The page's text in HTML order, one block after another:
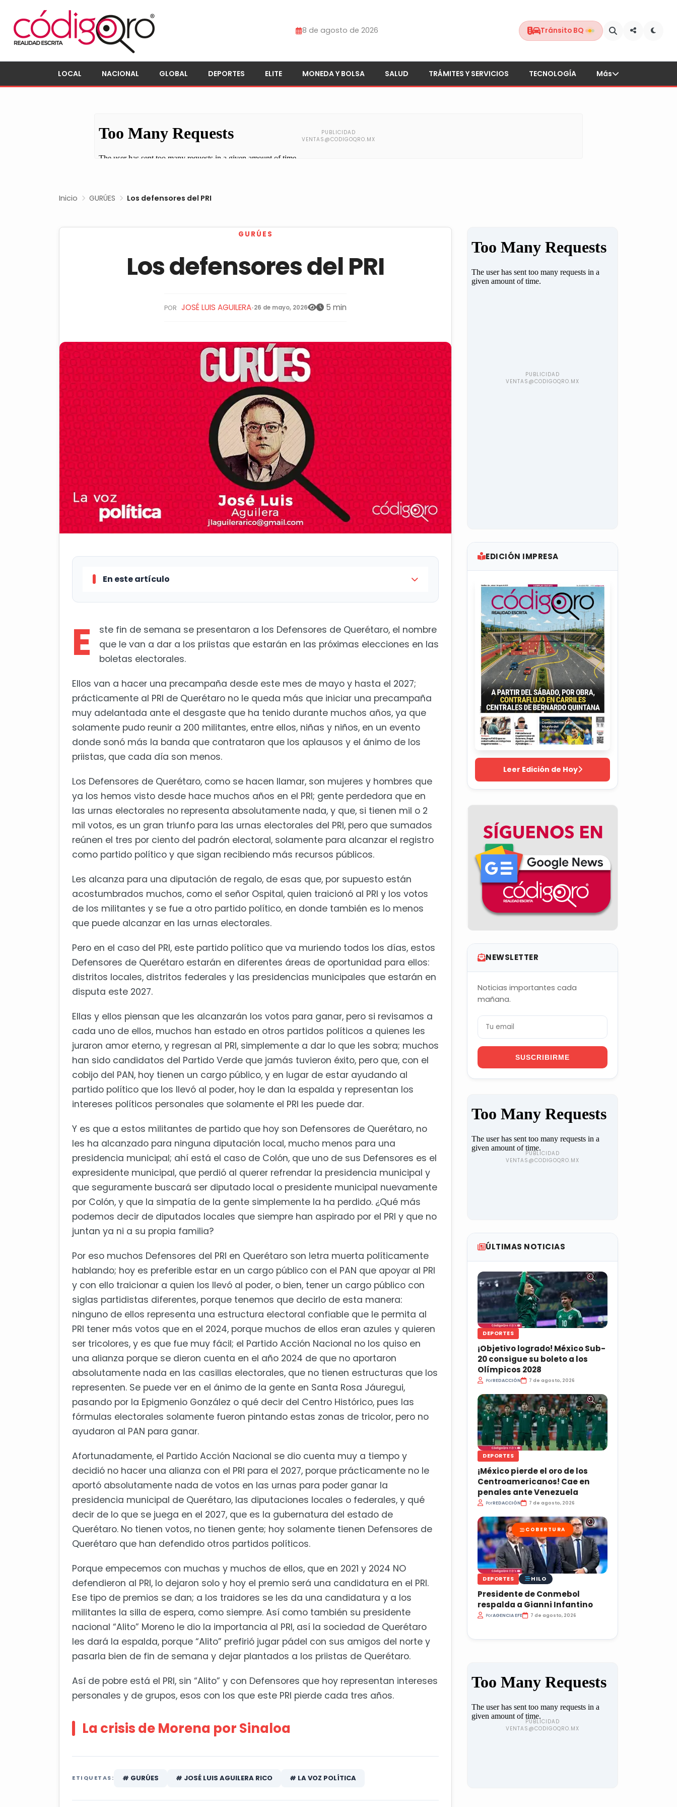
8 de agosto de 2026 Tránsito BQ
LOCAL NACIONAL GLOBAL DEPORTES ELITE MONEDA Y BOLSA SALUD TRÁMITES Y SERVICIOS TECNOLOGÍA Más
Inicio GURÚES Los defensores del PRI
GURÚES
Los defensores del PRI
POR JOSÉ LUIS AGUILERA•26 de mayo, 2026 5 min
En este artículo
E
ste fin de semana se presentaron a los Defensores de Querétaro, el nombre
que le van a dar a los priistas que estarán en las próximas elecciones en las
boletas electorales.
Ellos van a hacer una precampaña desde este mes de mayo y hasta el 2027;
prácticamente al PRI de Querétaro no le queda más que iniciar una precampaña
muy adelantada ante el desgaste que ha tenido durante muchos años, ya que
solamente pudo reunir a 200 militantes, entre ellos, niñas y niños, en un evento
donde sonó más la banda que contrataron que los aplausos y el ánimo de los
priistas, que cada día son menos.
Los Defensores de Querétaro, como se hacen llamar, son mujeres y hombres que
ya los hemos visto desde hace muchos años en el PRI; gente perdedora que en
las urnas electorales no representa absolutamente nada, y que, si tienen mil o 2
mil votos, es un gran triunfo para las urnas electorales del PRI, pero que sumados
reúnen el tres por ciento del padrón electoral, solamente para alcanzar el registro
como partido político y que sigan recibiendo más recursos públicos.
Les alcanza para una diputación de regalo, de esas que, por supuesto están
acostumbrados muchos, como el señor Ospital, quien traicionó al PRI y los votos
de los militantes y se fue a otro partido político, en donde también es lo menos
que puede alcanzar en las urnas electorales.
Pero en el caso del PRI, este partido político que va muriendo todos los días, estos
Defensores de Querétaro estarán en diferentes áreas de oportunidad para ellos:
distritos locales, distritos federales y las presidencias municipales que estarán en
disputa este 2027.
Ellas y ellos piensan que les alcanzarán los votos para ganar, pero si revisamos a
cada uno de ellos, muchos han estado en otros partidos políticos a quienes les
juraron amor eterno, y regresan al PRI, simplemente a dar lo que les sobra; muchos
han sido candidatos del Partido Verde que jamás tuvieron éxito, pero que, con el
cobijo del PAN, hoy tienen un cargo público, y en lugar de estar ayudando al
partido político que los llevó al poder, hoy le dan la espalda y representan los
intereses políticos personales que solamente el PRI les puede dar.
Y es que a estos militantes de partido que hoy son Defensores de Querétaro, no
les ha alcanzado para ninguna diputación local, mucho menos para una
presidencia municipal; ahí está el caso de Colón, que uno de sus Defensores es el
expresidente municipal, que perdió al querer refrendar la presidencia municipal y
que seguramente buscará ser diputado local o presidente municipal nuevamente
por Colón, y que la simpatía de la gente simplemente la ha perdido. ¿Qué más
podemos decir de diputados locales que siempre han aspirado por el PRI y que no
juntan ya ni a su propia familia?
Por eso muchos Defensores del PRI en Querétaro son letra muerta políticamente
hablando; hoy es preferible estar en un cargo público con el PAN que apoyar al PRI
y con ello traicionar a quien los llevó al poder, o bien, tener un cargo público con
siglas partidistas diferentes, porque tenemos que decirlo de esta manera:
ninguno de ellos representa una estructura electoral confiable que le permita al
PRI tener más votos que en el 2024, porque muchos de ellos eran azules y quieren
ser tricolores, y es que fue muy fácil; el Partido Acción Nacional no los quiso en
una alianza porque se dieron cuenta en el año 2024 de que no aportaron
absolutamente nada en las casillas electorales, que no tienen estructuras que los
representen. Se puede ver en el ánimo de la gente en Santa Rosa Jáuregui,
pasando por la Epigmenio González o qué decir del Centro Histórico, pues las
fórmulas electorales solamente fueron pintando estas zonas de tricolor, pero no
ayudaron al PAN para ganar.
Afortunadamente, el Partido Acción Nacional se dio cuenta muy a tiempo y
decidió no hacer una alianza con el PRI para el 2027, porque prácticamente no le
aportó absolutamente nada de votos en las urnas para poder ganar la
presidencia municipal de Querétaro, las diputaciones locales o federales, y qué
decir de lo que se juega en el 2027, que es la gubernatura del estado de
Querétaro. No tienen votos, no tienen gente; hoy solamente tienen Defensores de
Querétaro que han defendido otros partidos políticos.
Porque empecemos con muchas y muchos de ellos, que en 2021 y 2024 NO
defendieron al PRI, lo dejaron solo y hoy el premio será una candidatura en el PRI.
Ese tipo de premios se dan; a los traidores se les da una candidatura y a los
militantes la silla de espera, como siempre. Así como también su presidente
nacional “Alito” Moreno le dio la importancia al PRI, así la sociedad de Querétaro
les dará la espalda, porque “Alito” prefirió jugar pádel con sus amigos del norte y
pasarla bien de fin de semana y dejar plantados a los priistas de Querétaro.
Así de pobre está el PRI, sin “Alito” y con Defensores que hoy representan intereses
personales y de grupos, esos con los que este PRI pierde cada tres años.
La crisis de Morena por Sinaloa
ETIQUETAS: # GURÚES # JOSÉ LUIS AGUILERA RICO # LA VOZ POLÍTICA
EDICIÓN IMPRESA
Leer Edición de Hoy
NEWSLETTER
Noticias importantes cada
mañana.
SUSCRIBIRME
ÚLTIMAS NOTICIAS
DEPORTES
¡Objetivo logrado! México Sub-
20 consigue su boleto a los
Olímpicos 2028
PorREDACCIÓN 7 de agosto, 2026
DEPORTES
¡México pierde el oro de los
Centroamericanos! Cae en
penales ante Venezuela
PorREDACCIÓN 7 de agosto, 2026
COBERTURA
DEPORTES HILO
Presidente de Conmebol
respalda a Gianni Infantino
PorAGENCIA EFE 7 de agosto, 2026